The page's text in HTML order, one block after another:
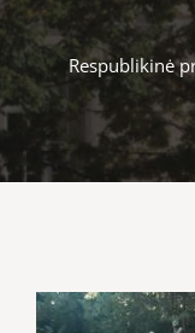
Respublikinė